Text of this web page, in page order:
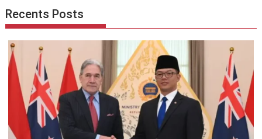
Recents Posts